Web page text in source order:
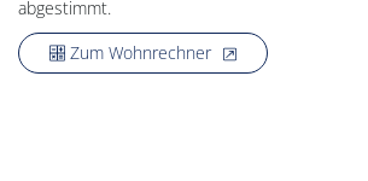
abgestimmt.
Zum Wohnrechner, öffnet neues Fenster